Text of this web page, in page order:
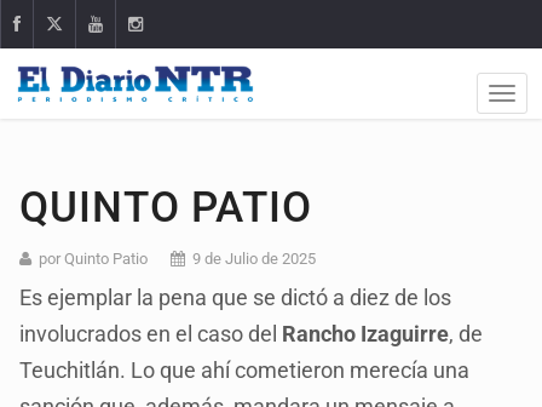
QUINTO PATIO
por Quinto Patio 9 de Julio de 2025
Es ejemplar la pena que se dictó a diez de los
involucrados en el caso del Rancho Izaguirre, de
Teuchitlán. Lo que ahí cometieron merecía una